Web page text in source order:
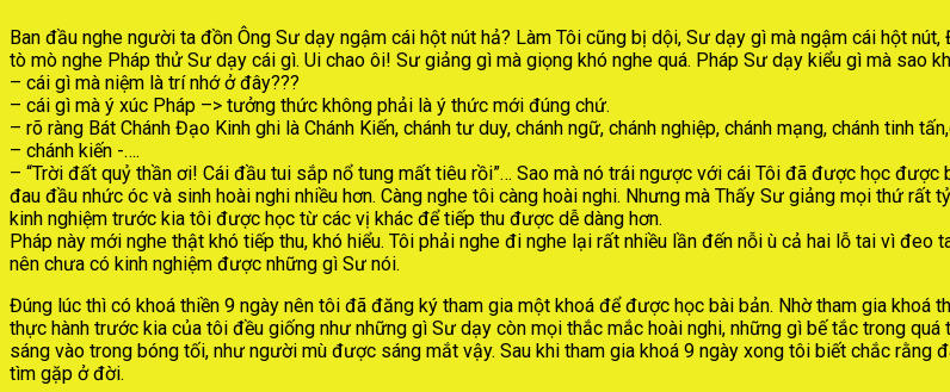
Ban đầu nghe người ta đồn Ông Sư dạy ngậm cái hột nút hả? Làm Tôi cũng bị dội, Sư dạy gì mà ngậm cái hột
tò mò nghe Pháp thử Sư dạy cái gì. Ui chao ôi! Sư giảng gì mà giọng khó nghe quá. Pháp Sư dạy kiểu gì mà sao
– cái gì mà niệm là trí nhớ ở đây???
– cái gì mà ý xúc Pháp –> tưởng thức không phải là ý thức mới đúng chứ.
– rõ ràng Bát Chánh Đạo Kinh ghi là Chánh Kiến, chánh tư duy, chánh ngữ, chánh nghiệp, chánh mạng, chánh tinh
– chánh kiến -….
– “Trời đất quỷ thần ơi! Cái đầu tui sắp nổ tung mất tiêu rồi”… Sao mà nó trái ngược với cái Tôi đã được học
đau đầu nhức óc và sinh hoài nghi nhiều hơn. Càng nghe tôi càng hoài nghi. Nhưng mà Thấy Sư giảng mọi thứ
kinh nghiệm trước kia tôi được học từ các vị khác để tiếp thu được dễ dàng hơn.
Pháp này mới nghe thật khó tiếp thu, khó hiểu. Tôi phải nghe đi nghe lại rất nhiều lần đến nỗi ù cả hai lỗ tai vì
nên chưa có kinh nghiệm được những gì Sư nói.
Đúng lúc thì có khoá thiền 9 ngày nên tôi đã đăng ký tham gia một khoá để được học bài bản. Nhờ tham gia khoá
thực hành trước kia của tôi đều giống như những gì Sư dạy còn mọi thắc mắc hoài nghi, những gì bế tắc trong
sáng vào trong bóng tối, như người mù được sáng mắt vậy. Sau khi tham gia khoá 9 ngày xong tôi biết chắc
tìm gặp ở đời.